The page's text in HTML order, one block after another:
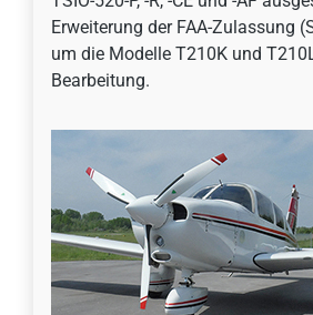
Erweiterung der FAA-Zulassung
um die Modelle T210K und
Bearbeitung.